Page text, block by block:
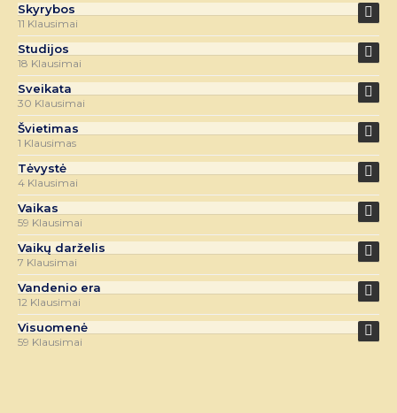
Skyrybos
11 Klausimai
Studijos
18 Klausimai
Sveikata
30 Klausimai
Švietimas
1 Klausimas
Tėvystė
4 Klausimai
Vaikas
59 Klausimai
Vaikų darželis
7 Klausimai
Vandenio era
12 Klausimai
Visuomenė
59 Klausimai